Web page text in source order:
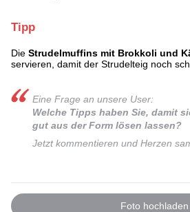
Tipp
Die Strudelmuffins mit Brokkoli und
servieren, damit der Strudelteig noch
Eine Frage an unsere User:
Welche Tipps haben Sie, damit
gut aus der Form lösen lassen?
Jetzt kommentieren und Herzen
Foto hochladen